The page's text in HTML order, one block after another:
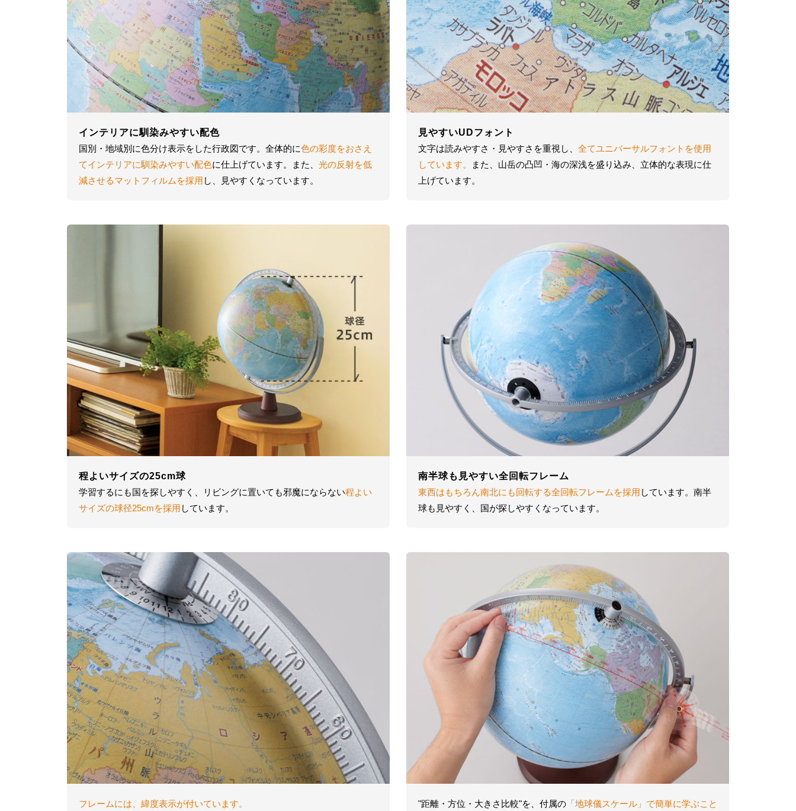
インテリアに馴染みやすい配色
国別・地域別に色分け表示をした行政図です。全体的に色の彩度をおさえ
てインテリアに馴染みやすい配色に仕上げています。また、 光の反射を低
減させるマットフィルムを採用 し、見やすくなっています。
見やすいUDフォント
文字は読みやすさ・見やすさを重視し、 全てユニバーサルフォントを使用
しています。
また、山岳の凸凹・海の深浅を盛り込み、立体的な表現に仕
上げています。
程よいサイズの25cm球
学習するにも国を探しやすく、リビングに置いても邪魔にならない程よい
サイズの球径25cmを採用 しています。
南半球も見やすい全回転フレーム
東西はもちろん南北にも回転する全回転フレームを採用 しています。南半
球も見やすく、国が探しやすくなっています。
フレームには、緯度表示が付いています。 "距離・方位・大きさ比較"を、付属の「地球儀スケール」で簡単に学ぶこと